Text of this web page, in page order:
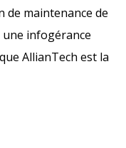
de maintenance de
infogérance
AllianTech est la